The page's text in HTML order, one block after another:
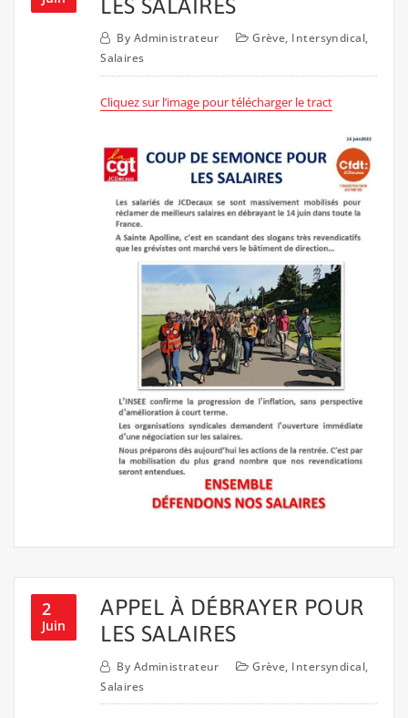
LES SALAIRES
By Administrateur Grève, Intersyndical,
Salaires
Cliquez sur l’image pour télécharger le tract
2
Juin
APPEL À DÉBRAYER POUR
LES SALAIRES
By Administrateur Grève, Intersyndical,
Salaires